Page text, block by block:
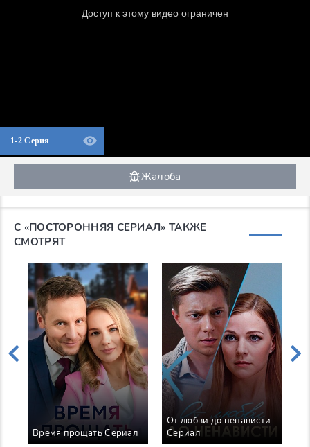
1-2 Серия
Жалоба
С «ПОСТОРОННЯЯ СЕРИАЛ» ТАКЖЕ
СМОТРЯТ
Время прощать Сериал
От любви до ненависти
Сериал